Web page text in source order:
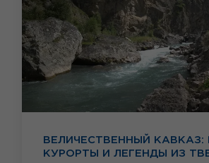
ВЕЛИЧЕСТВЕННЫЙ КАВКАЗ:
КУРОРТЫ И ЛЕГЕНДЫ ИЗ